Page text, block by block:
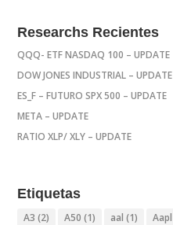
Researchs Recientes
QQQ- ETF NASDAQ 100 – UPDATE
DOW JONES INDUSTRIAL – UPDATE
ES_F – FUTURO SPX 500 – UPDATE
META – UPDATE
RATIO XLP/ XLY – UPDATE
Etiquetas
A3 (2) A50 (1) aal (1) Aapl